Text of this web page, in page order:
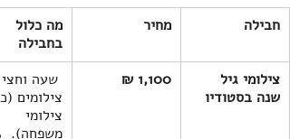
חבילה מחיר
מה כלול
בחבילה
צילומי גיל
שנה בסטודיו
₪ 1,100
שעה
צילומים
צילומי